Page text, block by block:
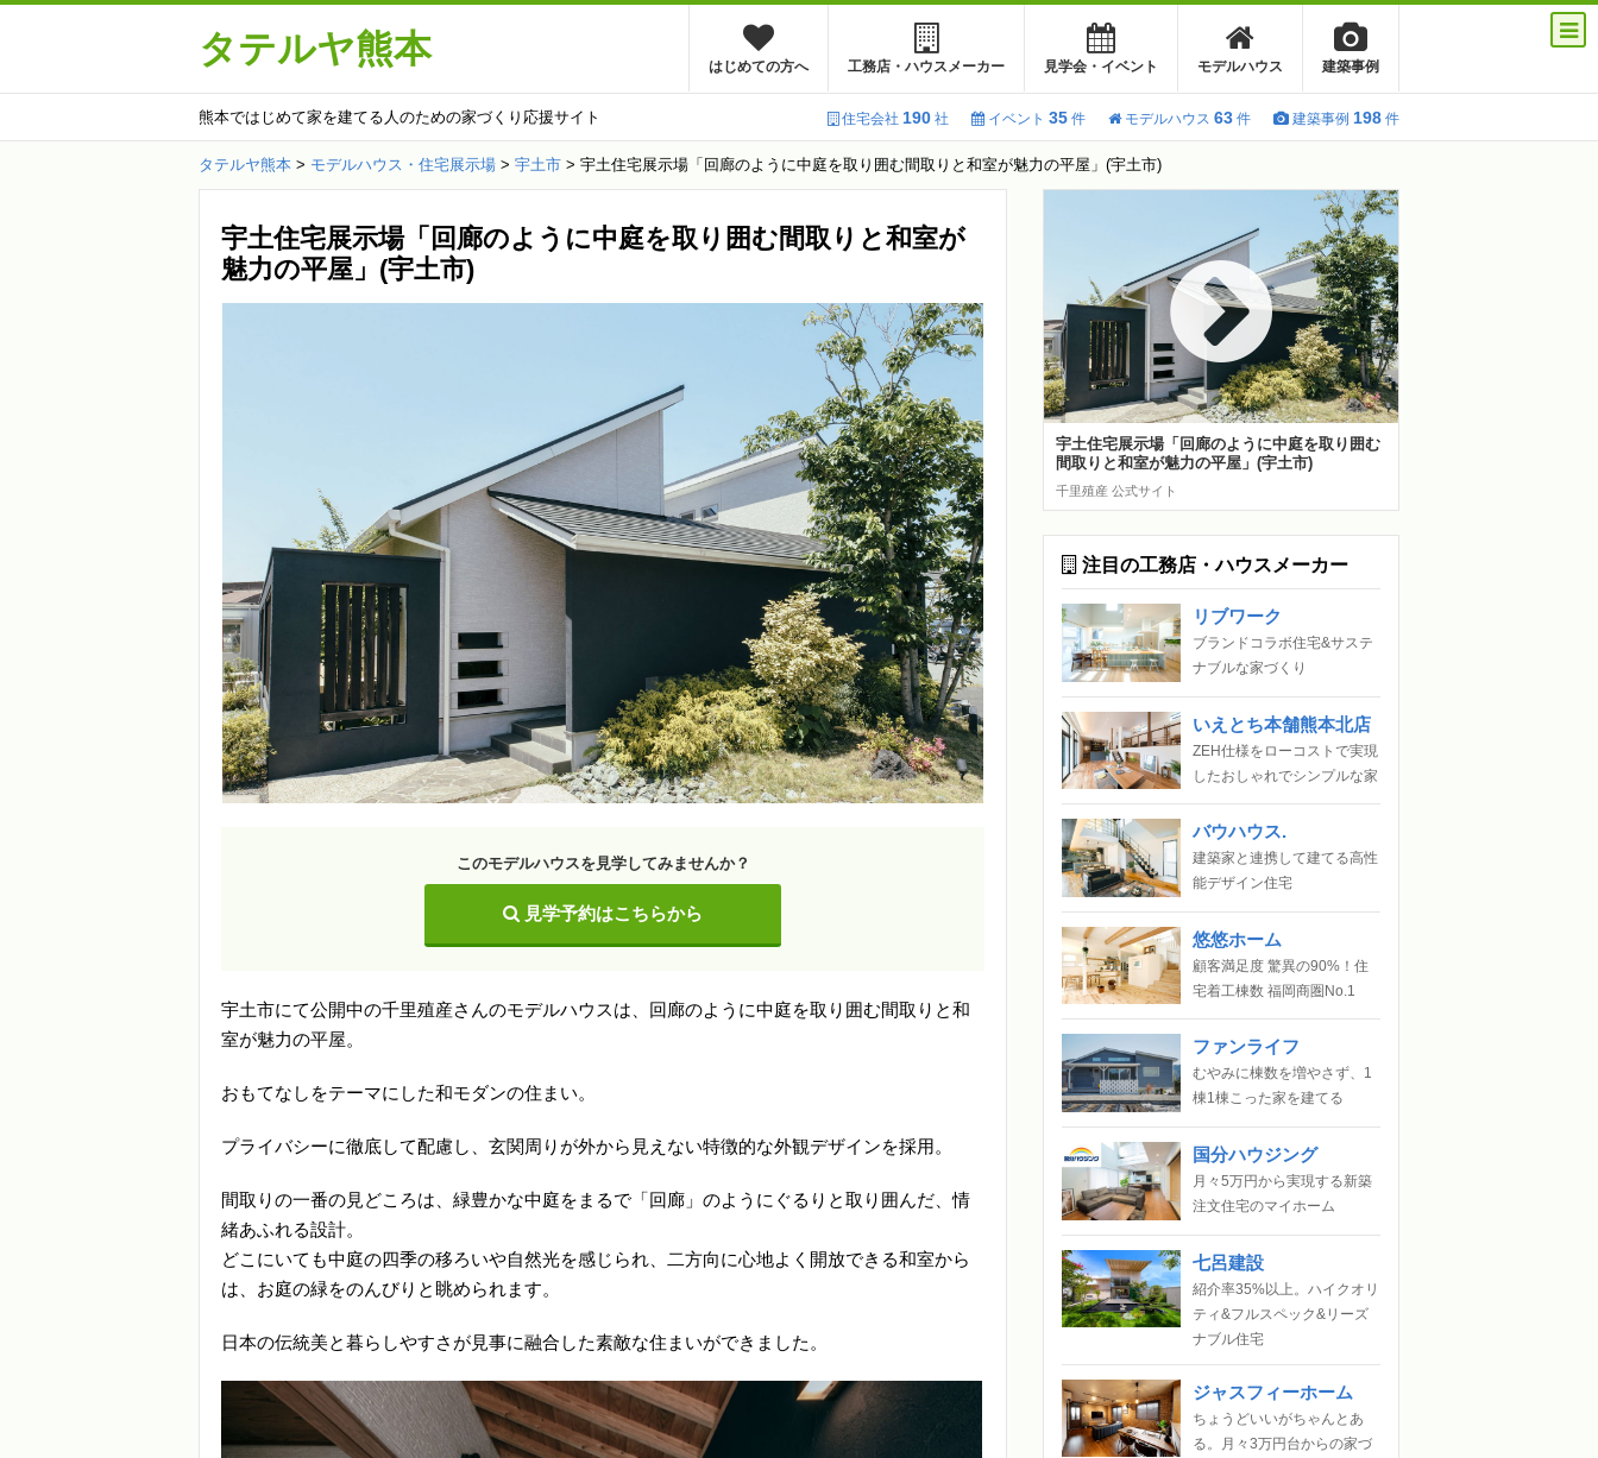
タテルヤ熊本 はじめての方へ 工務店・ハウスメーカー 見学会・イベント モデルハウス 建築事例
熊本ではじめて家を建てる人のための家づくり応援サイト 住宅会社 190 社 イベント 35 件 モデルハウス 63 件 建築事例 198 件
タテルヤ熊本 > モデルハウス・住宅展示場 > 宇土市 > 宇土住宅展示場「回廊のように中庭を取り囲む間取りと和室が魅力の平屋」(宇土市)
宇土住宅展示場「回廊のように中庭を取り囲む間取りと和室が
魅力の平屋」(宇土市)
このモデルハウスを見学してみませんか？
見学予約はこちらから
宇土市にて公開中の千里殖産さんのモデルハウスは、回廊のように中庭を取り囲む間取りと和
室が魅力の平屋。
おもてなしをテーマにした和モダンの住まい。
プライバシーに徹底して配慮し、玄関周りが外から見えない特徴的な外観デザインを採用。
間取りの一番の見どころは、緑豊かな中庭をまるで「回廊」のようにぐるりと取り囲んだ、情
緒あふれる設計。
どこにいても中庭の四季の移ろいや自然光を感じられ、二方向に心地よく開放できる和室から
は、お庭の緑をのんびりと眺められます。
日本の伝統美と暮らしやすさが見事に融合した素敵な住まいができました。
宇土住宅展示場「回廊のように中庭を取り囲む
間取りと和室が魅力の平屋」(宇土市)
千里殖産 公式サイト
注目の工務店・ハウスメーカー
リブワーク
ブランドコラボ住宅&サステ
ナブルな家づくり
いえとち本舗熊本北店
ZEH仕様をローコストで実現
したおしゃれでシンプルな家
バウハウス.
建築家と連携して建てる高性
能デザイン住宅
悠悠ホーム
顧客満足度 驚異の90%！住
宅着工棟数 福岡商圏No.1
ファンライフ
むやみに棟数を増やさず、1
棟1棟こった家を建てる
国分ハウジング
月々5万円から実現する新築
注文住宅のマイホーム
七呂建設
紹介率35%以上。ハイクオリ
ティ&フルスペック&リーズ
ナブル住宅
ジャスフィーホーム
ちょうどいいがちゃんとあ
る。月々3万円台からの家づ